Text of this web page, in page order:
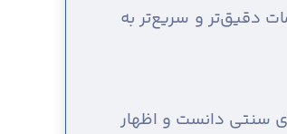
دقیق‌تر و سریع‌تر به
سنتی دانست و اظهار